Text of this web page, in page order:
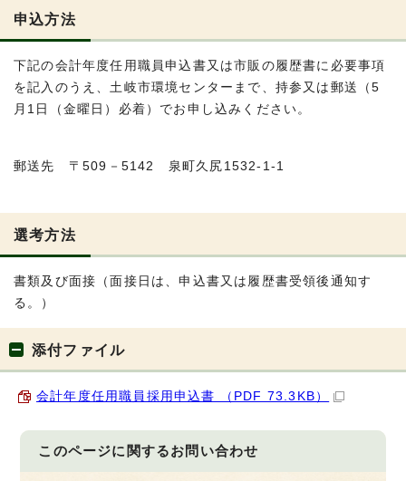
申込方法
下記の会計年度任用職員申込書又は市販の履歴書に必要事項
を記入のうえ、土岐市環境センターまで、持参又は郵送（5
月1日（金曜日）必着）でお申し込みください。
郵送先 〒509－5142 泉町久尻1532-1-1
選考方法
書類及び面接（面接日は、申込書又は履歴書受領後通知す
る。）
添付ファイル
会計年度任用職員採用申込書 （PDF 73.3KB）
このページに関するお問い合わせ